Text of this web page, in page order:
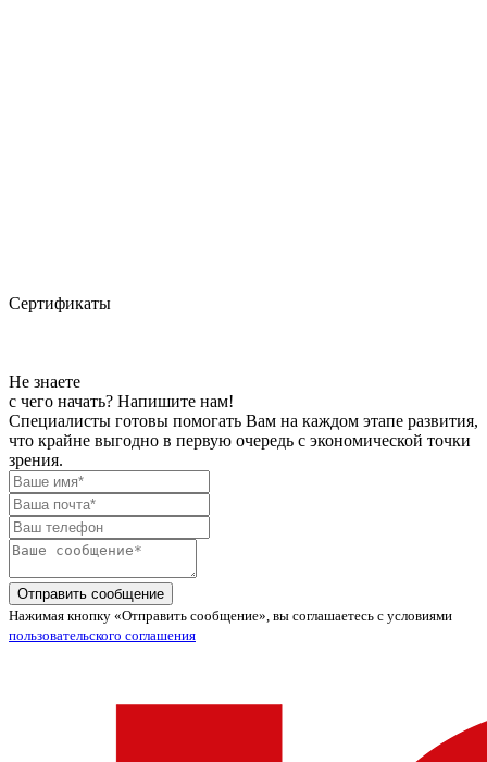
Сертификаты
Не знаете
с чего начать? Напишите нам!
Специалисты готовы помогать Вам на каждом этапе развития,
что крайне выгодно в первую очередь с экономической точки
зрения.
Отправить сообщение
Нажимая кнопку «Отправить сообщение», вы соглашаетесь с условиями
пользовательского соглашения